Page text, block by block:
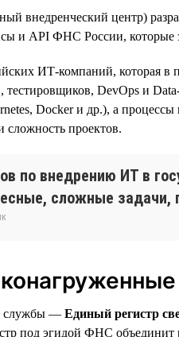
внедренческий центр)
и API ФНС России, которые
ИТ-компаний, которая в
тестировщиков, DevOps и
Doсker и др.), а
сложность проектов.
по внедрению ИТ в
сложные задачи,
службы — Единый регистр
под эгидой ФНС объединит